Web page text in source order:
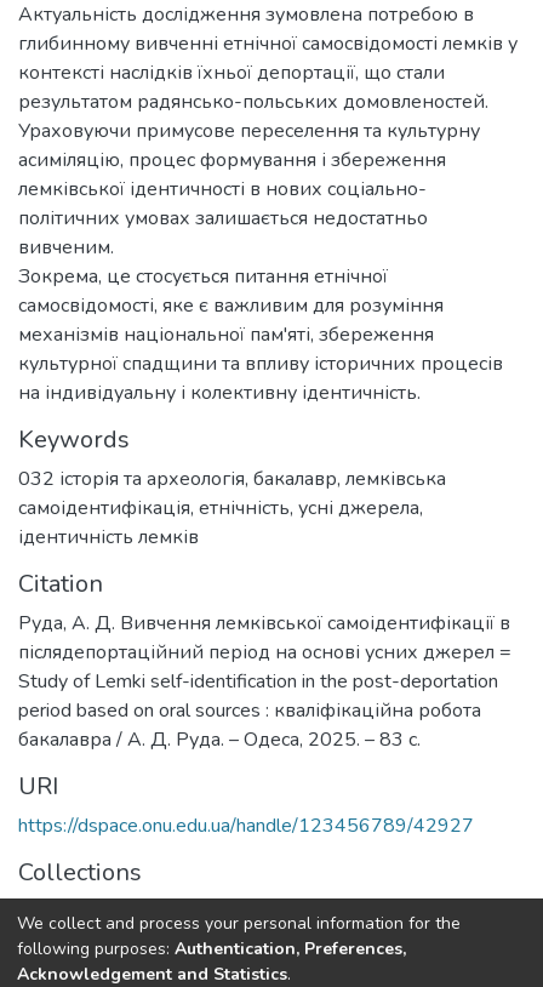
Актуальність дослідження зумовлена потребою в
глибинному вивченні етнічної самосвідомості лемків у
контексті наслідків їхньої депортації, що стали
результатом радянсько-польських домовленостей.
Ураховуючи примусове переселення та культурну
асиміляцію, процес формування і збереження
лемківської ідентичності в нових соціально-
політичних умовах залишається недостатньо
вивченим.
Зокрема, це стосується питання етнічної
самосвідомості, яке є важливим для розуміння
механізмів національної пам'яті, збереження
культурної спадщини та впливу історичних процесів
на індивідуальну і колективну ідентичність.
Keywords
032 історія та археологія, бакалавр, лемківська
самоідентифікація, етнічність, усні джерела,
ідентичність лемків
Citation
Руда, А. Д. Вивчення лемківської самоідентифікації в
післядепортаційний період на основі усних джерел =
Study of Lemki self-identification in the post-deportation
period based on oral sources : кваліфікаційна робота
бакалавра / А. Д. Руда. – Одеса, 2025. – 83 с.
URI
https://dspace.onu.edu.ua/handle/123456789/42927
Collections
Бакалаври ФІФ
Full item page
We collect and process your personal information for the
following purposes: Authentication, Preferences,
Acknowledgement and Statistics.